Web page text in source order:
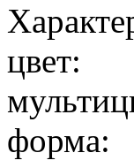
цвет:
форма: